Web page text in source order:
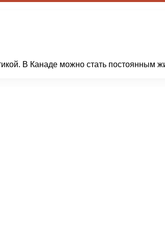
В Канаде можно стать постоянным